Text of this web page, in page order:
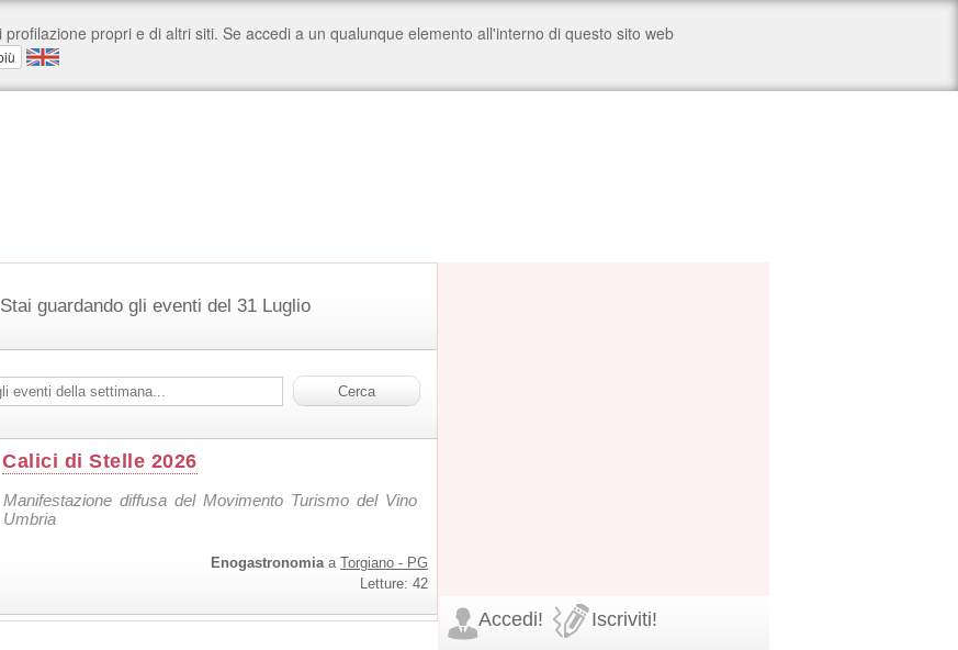
Stai guardando gli eventi del 31 Luglio
Calici di Stelle 2026
Manifestazione diffusa del Movimento Turismo del Vino
Umbria
Enogastronomiaa Torgiano - PG
Letture: 42
Accedi! Iscriviti!